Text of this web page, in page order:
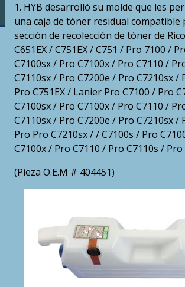
1. HYB desarrolló su molde que les
una caja de tóner residual compatible
sección de recolección de tóner de
C651EX / C751EX / C751 / Pro 7100 /
C7100sx / Pro C7100x / Pro C7110 /
C7110sx / Pro C7200e / Pro C7210sx /
Pro C751EX / Lanier Pro C7100 / Pro
C7100sx / Pro C7100x / Pro C7110 /
C7110sx / Pro C7200e / Pro C7210sx /
Pro Pro C7210sx / / C7100s / Pro
C7100x / Pro C7110 / Pro C7110s / Pro
(Pieza O.E.M # 404451)